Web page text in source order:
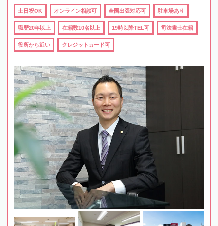
土日祝OK オンライン相談可 全国出張対応可 駐車場あり
職歴20年以上 在籍数10名以上 19時以降TEL可 司法書士在籍
役所から近い クレジットカード可